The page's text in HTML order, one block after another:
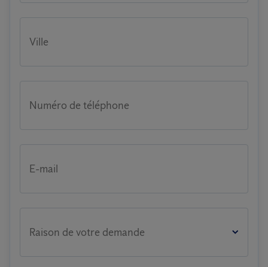
Ville
Numéro de téléphone
E-mail
Raison de votre demande